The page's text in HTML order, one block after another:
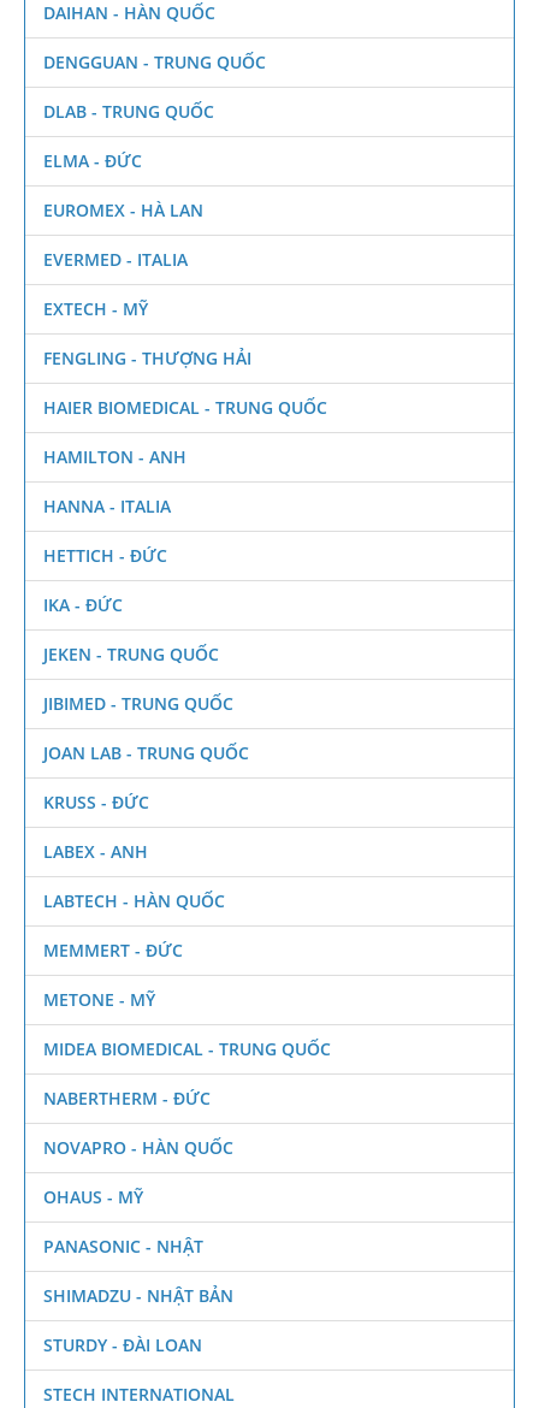
DAIHAN - HÀN QUỐC
DENGGUAN - TRUNG QUỐC
DLAB - TRUNG QUỐC
ELMA - ĐỨC
EUROMEX - HÀ LAN
EVERMED - ITALIA
EXTECH - MỸ
FENGLING - THƯỢNG HẢI
HAIER BIOMEDICAL - TRUNG QUỐC
HAMILTON - ANH
HANNA - ITALIA
HETTICH - ĐỨC
IKA - ĐỨC
JEKEN - TRUNG QUỐC
JIBIMED - TRUNG QUỐC
JOAN LAB - TRUNG QUỐC
KRUSS - ĐỨC
LABEX - ANH
LABTECH - HÀN QUỐC
MEMMERT - ĐỨC
METONE - MỸ
MIDEA BIOMEDICAL - TRUNG QUỐC
NABERTHERM - ĐỨC
NOVAPRO - HÀN QUỐC
OHAUS - MỸ
PANASONIC - NHẬT
SHIMADZU - NHẬT BẢN
STURDY - ĐÀI LOAN
STECH INTERNATIONAL